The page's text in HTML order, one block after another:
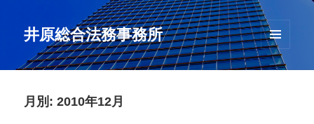
井原総合法務事務所
メニュ
ーとウ
月別: 2010年12月